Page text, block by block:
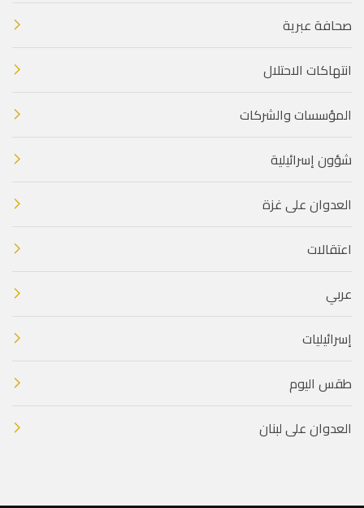
صحافة عبرية
انتهاكات الاحتلال
المؤسسات والشركات
شؤون إسرائيلية
العدوان على غزة
اعتقالات
عربي
إسرائيليات
طقس اليوم
العدوان على لبنان